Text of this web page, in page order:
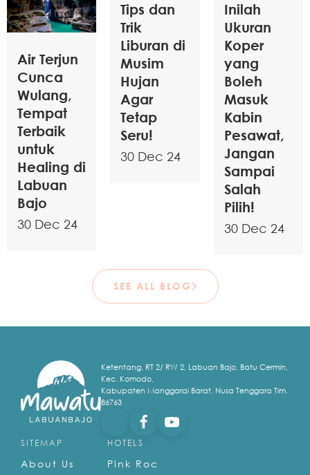
Air Terjun
Cunca
Wulang,
Tempat
Terbaik
untuk
Healing di
Labuan
Bajo
30 Dec 24
Tips dan
Trik
Liburan di
Musim
Hujan
Agar
Tetap
Seru!
30 Dec 24
Inilah
Ukuran
Koper
yang
Boleh
Masuk
Kabin
Pesawat,
Jangan
Sampai
Salah
Pilih!
30 Dec 24
SEE ALL BLOG
SITEMAP
About Us
HOTELS
Pink Roc
Ketentang, RT 2/ RW 2, Labuan Bajo, Batu Cermin,
Kec. Komodo,
Kabupaten Manggarai Barat, Nusa Tenggara Tim.
86763